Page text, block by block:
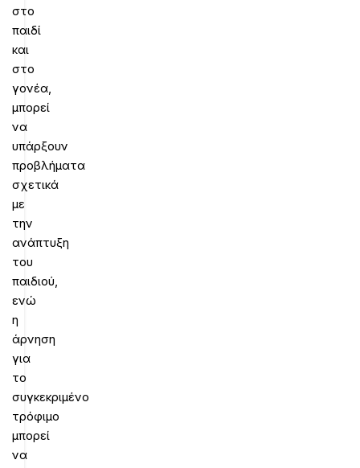
στο
παιδί
και
στο
γονέα,
μπορεί
να
υπάρξουν
προβλήματα
σχετικά
με
την
ανάπτυξη
του
παιδιού,
ενώ
η
άρνηση
για
το
συγκεκριμένο
τρόφιμο
μπορεί
να